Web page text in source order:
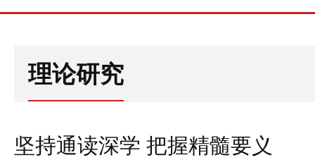
理论研究
坚持通读深学 把握精髓要义